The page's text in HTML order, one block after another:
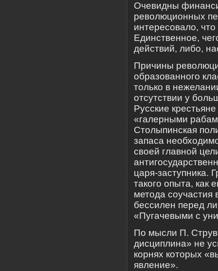
Очевидны
революционных
интересовало,
Единственное,
действий, либо,
Причины
образованного
только в
отсутствии у
Русские
«галерными
Столыпинская
запаса
своей главной
царя-заступника.
такого опыта, как
метода соучастия
бессилен перед
«Пугачевыми с
По мысли П.
дисциплина» не
корнях которых
явление».